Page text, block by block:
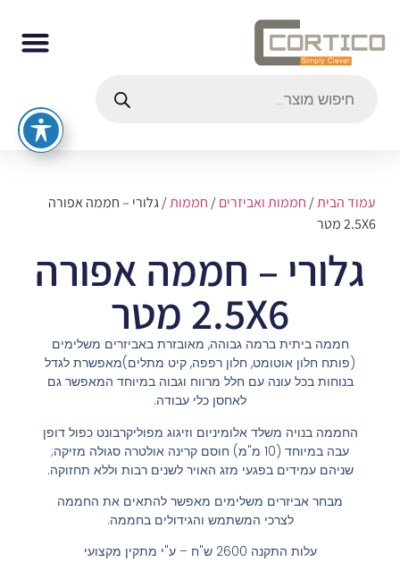
עמוד הבית/חממות ואביזרים/חממות/ גלורי – חממה אפורה
2.5X6 מטר
גלורי – חממה אפורה
2.5X6 מטר
חממה ביתית ברמה גבוהה, מאובזרת באביזרים משלימים
(פותח חלון אוטומט, חלון רפפה, קיט מתלים)מאפשרת לגדל
בנוחות בכל עונה עם חלל מרווח וגבוה במיוחד המאפשר גם
לאחסן כלי עבודה.
החממה בנויה משלד אלומיניום וזיגוג מפוליקרבונט כפול דופן
עבה במיוחד (10 מ"מ) חוסם קרינה אולטרה סגולה מזיקה;
שניהם עמידים בפגעי מזג האויר לשנים רבות וללא תחזוקה.
מבחר אביזרים משלימים מאפשר להתאים את החממה
לצרכי המשתמש והגידולים בחממה.
עלות התקנה 2600 ש"ח – ע"י מתקין מקצועי